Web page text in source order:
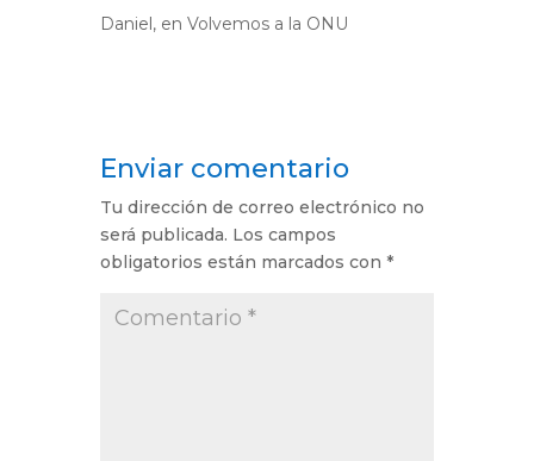
Daniel, en Volvemos a la ONU
Enviar comentario
Tu dirección de correo electrónico no
será publicada. Los campos
obligatorios están marcados con *